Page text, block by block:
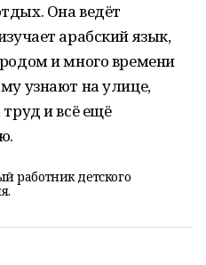
Она ведёт
арабский язык,
и много времени
узнают на улице,
и всё ещё
работник детского